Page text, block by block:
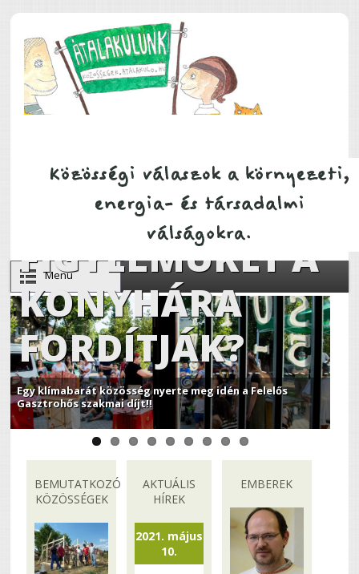
Menu
MILYEN, HA A
HELYI ZÖLDEK
FIGYELMÜKET A
KONYHÁRA
FORDÍTJÁK?
Egy klímabarát közösség nyerte meg idén a Felelős
Gasztrohős szakmai díjt!!
BEMUTATKOZÓ
KÖZÖSSÉGEK
AKTUÁLIS
HÍREK
2021. május
10.
EMBEREK